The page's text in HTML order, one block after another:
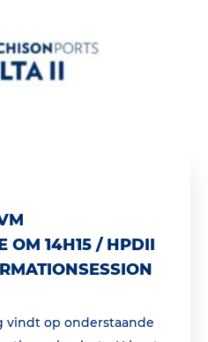
OM 14H15 / HPDII
vindt op onderstaande